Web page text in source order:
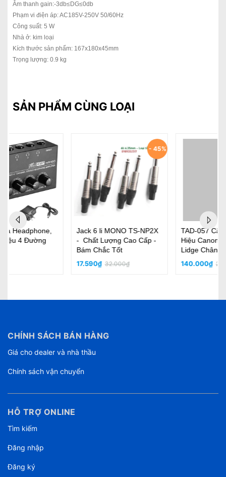
Âm thanh gain:-3db≤DG≤0db
Phạm vi điện áp: AC185V-250V 50/60Hz
Công suất: 5 W
Nhà ở: kim loại
Kích thước sản phẩm: 167x180x45mm
Trọng lượng: 0.9 kg
SẢN PHẨM CÙNG LOẠI
TAD-057 Cặp Dây Tín
Hiệu Canon 1M, Jack
Lidge Chân Mạ Bạc, Dây
Chóng Nhiễu, Siêu Sạch
210.000₫
Chân Mic ND-303 - Toàn
Bộ Bằng Kim Loại, Khóa
Kim Loại Tốt, chắc chắn,
bền, thân micro đường
kính 2.5cm
550.000₫ 980.000₫
CHÍNH SÁCH BÁN HÀNG
Giá cho dealer và nhà thầu
Chính sách vận chuyển
HỖ TRỢ ONLINE
Tìm kiếm
Đăng nhập
Đăng ký